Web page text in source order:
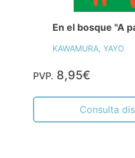
En el bosque "A
KAWAMURA, YAYO
PVP. 8,95€
Consulta